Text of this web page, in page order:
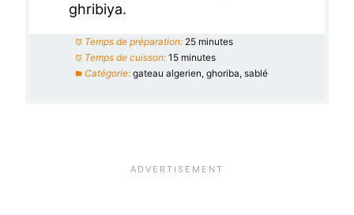
ghribiya.
Temps de préparation: 25 minutes
Temps de cuisson: 15 minutes
Catégorie: gateau algerien, ghoriba, sablé